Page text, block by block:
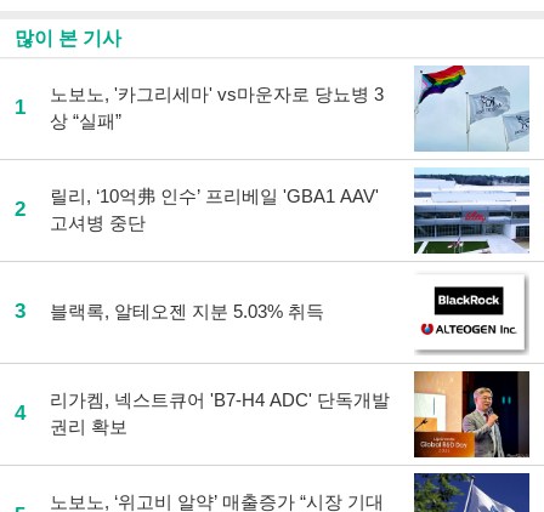
기
사
공
많이 본 기사
1
노보노, '카그리세마' vs마운자로 당뇨병 3
상 “실패”
2
릴리, ‘10억弗 인수’ 프리베일 'GBA1 AAV'
고셔병 중단
3 블랙록, 알테오젠 지분 5.03% 취득
4
리가켐, 넥스트큐어 'B7-H4 ADC' 단독개발
권리 확보
노보노, ‘위고비 알약’ 매출증가 “시장 기대